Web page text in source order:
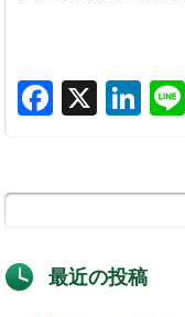
F
e
o
X
Li
e
n
最近の投稿